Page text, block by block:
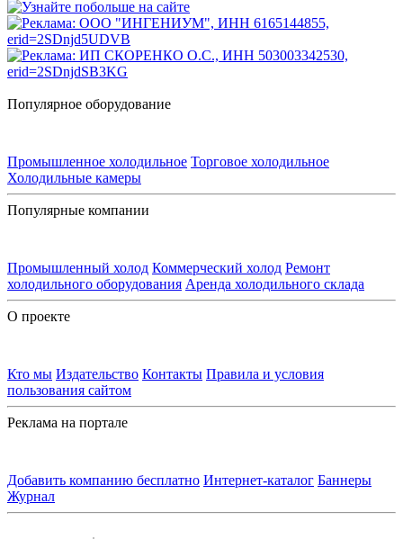
Популярное оборудование
Промышленное холодильное Торговое холодильное
Холодильные камеры
Популярные компании
Промышленный холод Коммерческий холод Ремонт
холодильного оборудования Аренда холодильного склада
О проекте
Кто мы Издательство Контакты Правила и условия
пользования сайтом
Реклама на портале
Добавить компанию бесплатно Интернет-каталог Баннеры
Журнал